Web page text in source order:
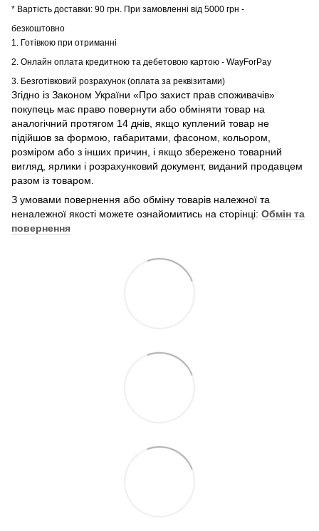
* Вартість доставки: 90 грн. При замовленні від 5000 грн -
безкоштовно
1. Готівкою при отриманні
2. Онлайн оплата кредитною та дебетовою картою - WayForPay
3. Безготівковий розрахунок (оплата за реквізитами)
Згідно із Законом України «Про захист прав споживачів»
покупець має право повернути або обміняти товар на
аналогічний протягом 14 днів, якщо куплений товар не
підійшов за формою, габаритами, фасоном, кольором,
розміром або з інших причин, і якщо збережено товарний
вигляд, ярлики і розрахунковий документ, виданий продавцем
разом із товаром.
З умовами повернення або обміну товарів належної та
неналежної якості можете ознайомитись на сторінці: Обмін та
повернення